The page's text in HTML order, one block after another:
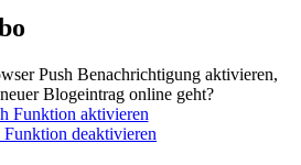
Push Benachrichtigung aktivieren,
Blogeintrag online geht?
Funktion aktivieren
Funktion deaktivieren